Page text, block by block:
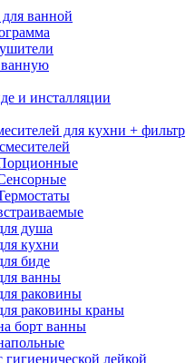
ванной
и инсталляции
для кухни + фильтр
душа
кухни
биде
ванны
раковины
раковины краны
борт ванны
гигиенической лейкой